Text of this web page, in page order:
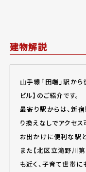
建物解説
山手線「田端」駅か
ビル】のご紹介です。
最寄り駅からは、新
り換えなしでアクセス
お出かけに便利な駅
また【北区立滝野川
も近く、子育て世帯に